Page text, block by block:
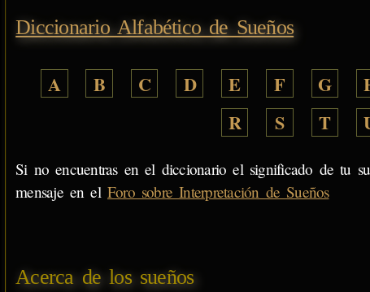
Diccionario Alfabético de Sueños
A B C D E F G
R
S T
Si no encuentras en el diccionario el significado de tu
mensaje en el Foro sobre Interpretación de Sueños
Acerca de los sueños